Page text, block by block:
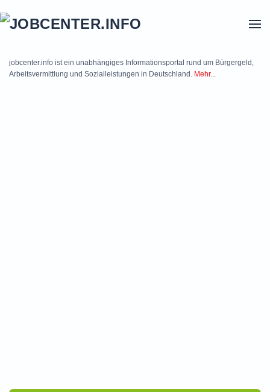
jobcenter.info ist ein unabhängiges Informationsportal rund um Bürgergeld,
Arbeitsvermittlung und Sozialleistungen in Deutschland. Mehr...